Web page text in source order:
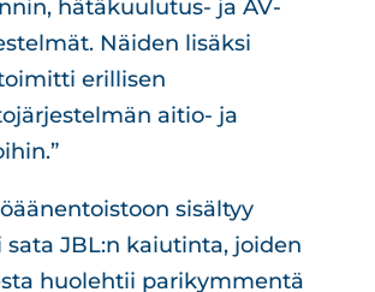
hätäkuulutus- ja AV-
Näiden lisäksi
erillisen
aitio- ja
sisältyy
JBL:n kaiutinta, joiden
huolehtii parikymmentä